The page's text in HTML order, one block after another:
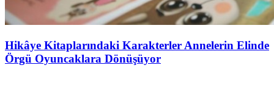
Hikâye Kitaplarındaki Karakterler Annelerin Elinde
Örgü Oyuncaklara Dönüşüyor